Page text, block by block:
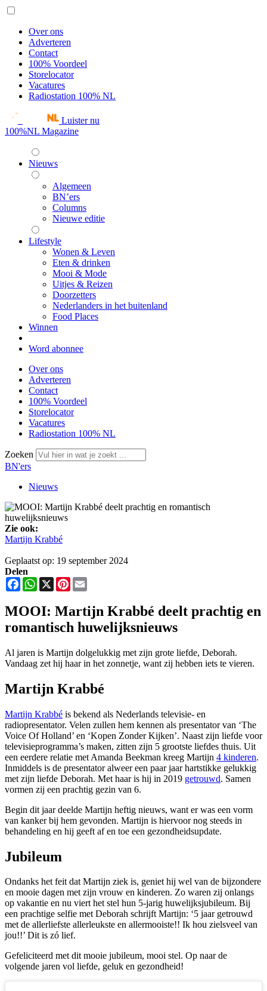
Over ons
Adverteren
Contact
100% Voordeel
Storelocator
Vacatures
Radiostation 100% NL
Luister nu
100%NL Magazine
Nieuws
Algemeen
BN’ers
Columns
Nieuwe editie
Lifestyle
Wonen & Leven
Eten & drinken
Mooi & Mode
Uitjes & Reizen
Doorzetters
Nederlanders in het buitenland
Food Places
Winnen
Word abonnee
Over ons
Adverteren
Contact
100% Voordeel
Storelocator
Vacatures
Radiostation 100% NL
Zoeken
BN'ers
Nieuws
Zie ook:
Martijn Krabbé
Geplaatst op: 19 september 2024
Delen
FacebookWhatsApp
X Pinterest
MOOI: Martijn Krabbé deelt prachtig en
romantisch huwelijksnieuws
Al jaren is Martijn dolgelukkig met zijn grote liefde, Deborah.
Vandaag zet hij haar in het zonnetje, want zij hebben iets te vieren.
Martijn Krabbé
Martijn Krabbé is bekend als Nederlands televisie- en
radiopresentator. Velen zullen hem kennen als presentator van ‘The
Voice Of Holland’ en ‘Kopen Zonder Kijken’. Naast zijn liefde voor
televisieprogramma’s maken, zitten zijn 5 grootste liefdes thuis. Uit
een eerdere relatie met Amanda Beekman kreeg Martijn 4 kinderen.
Inmiddels is de presentator alweer een paar jaar hartstikke gelukkig
met zijn liefde Deborah. Met haar is hij in 2019 getrouwd. Samen
vormen zij een prachtig gezin van 6.
Begin dit jaar deelde Martijn heftig nieuws, want er was een vorm
van kanker bij hem gevonden. Martijn is hiervoor nog steeds in
behandeling en hij geeft af en toe een gezondheidsupdate.
Jubileum
Ondanks het feit dat Martijn ziek is, geniet hij wel van de bijzondere
en mooie dagen met zijn vrouw en kinderen. Zo waren zij onlangs
op vakantie en nu viert het stel hun 5-jarig huwelijksjubileum. Bij
een prachtige selfie met Deborah schrijft Martijn: ‘5 jaar getrouwd
met de allerliefste allerleukste en allermooiste!! Ik hou zielsveel van
jou!!’ Dit is zó lief.
Gefeliciteerd met dit mooie jubileum, mooi stel. Op naar de
volgende jaren vol liefde, geluk en gezondheid!